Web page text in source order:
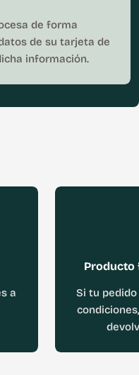
de forma
de su tarjeta de
información.
a
Producto
Si tu